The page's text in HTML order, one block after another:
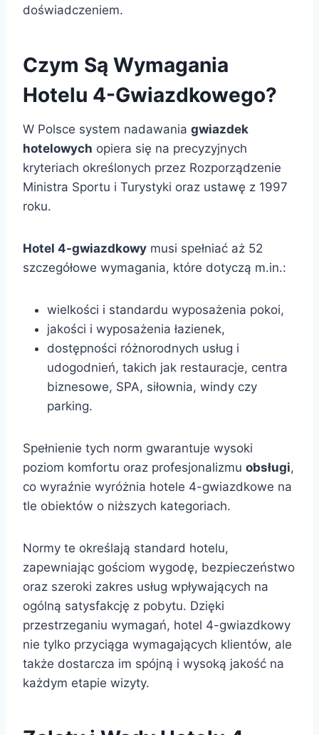
doświadczeniem.
Czym Są Wymagania
Hotelu 4-Gwiazdkowego?
W Polsce system nadawania gwiazdek
hotelowych opiera się na precyzyjnych
kryteriach określonych przez Rozporządzenie
Ministra Sportu i Turystyki oraz ustawę z 1997
roku.
Hotel 4-gwiazdkowy musi spełniać aż 52
szczegółowe wymagania, które dotyczą m.in.:
wielkości i standardu wyposażenia pokoi,
jakości i wyposażenia łazienek,
dostępności różnorodnych usług i
udogodnień, takich jak restauracje, centra
biznesowe, SPA, siłownia, windy czy
parking.
Spełnienie tych norm gwarantuje wysoki
poziom komfortu oraz profesjonalizmu obsługi,
co wyraźnie wyróżnia hotele 4-gwiazdkowe na
tle obiektów o niższych kategoriach.
Normy te określają standard hotelu,
zapewniając gościom wygodę, bezpieczeństwo
oraz szeroki zakres usług wpływających na
ogólną satysfakcję z pobytu. Dzięki
przestrzeganiu wymagań, hotel 4-gwiazdkowy
nie tylko przyciąga wymagających klientów, ale
także dostarcza im spójną i wysoką jakość na
każdym etapie wizyty.